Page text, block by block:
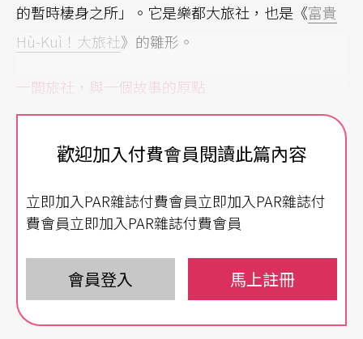
的暫時棲身之所」。它是樂都大旅社，也是《富貴
Hù-Kuì！大旅社》的雛形。
一間旅社，與一個故事的原點
社」作為創作主題，是因為台南人劇團團長李維睦
經營民宿「開天窗」，激發斜槓青年創作體對這類
型空間的想像。有了民宿這個概念雛形，她與
來到樂都大旅社，竟然滿租。聽老闆娘解釋，才知
道現在罕有短租旅客，大多是長期租戶。
歡迎加入付費會員閱讀此篇內容
立即加入PAR雜誌付費會員立即加入PAR雜誌付
費會員立即加入PAR雜誌付費會員
會員登入 馬上註冊